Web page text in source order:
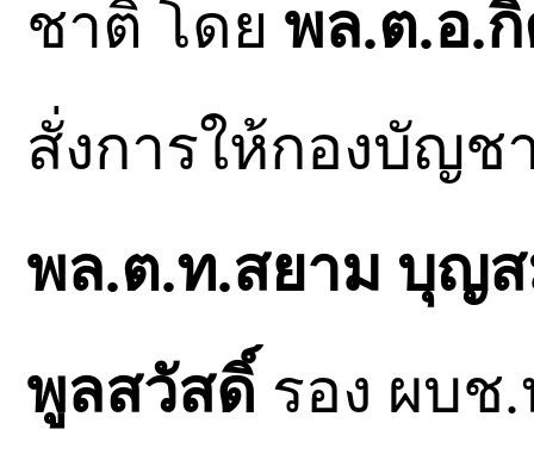
ชาติ โดย พล.ต.อ.
สั่งการให้กองบัญช
พล.ต.ท.สยาม บุญ
พูลสวัสดิ์ รอง ผบช